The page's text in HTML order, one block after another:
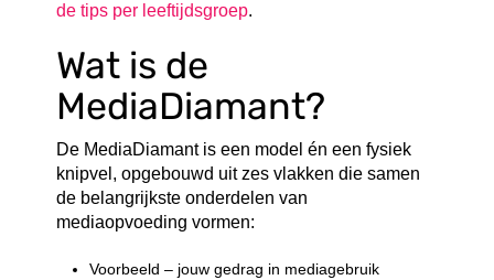
de tips per leeftijdsgroep.
Wat is de
MediaDiamant?
De MediaDiamant is een model én een fysiek
knipvel, opgebouwd uit zes vlakken die samen
de belangrijkste onderdelen van
mediaopvoeding vormen:
Voorbeeld – jouw gedrag in mediagebruik